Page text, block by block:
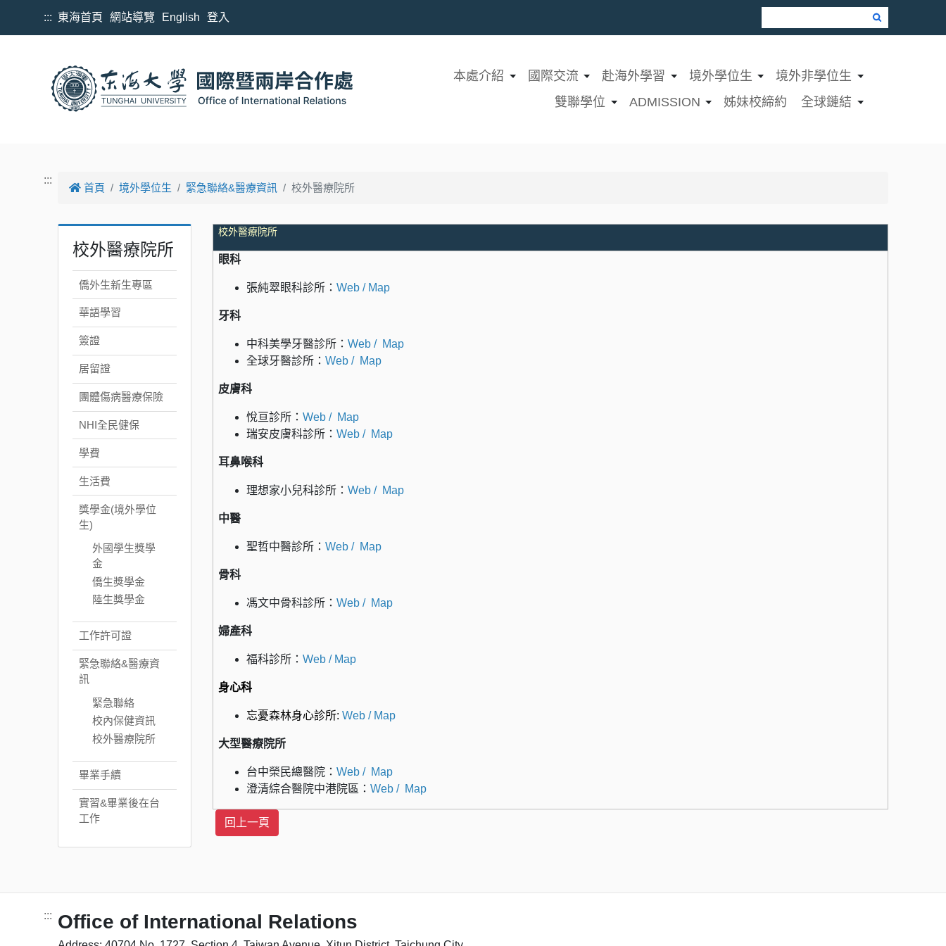
::: 東海首頁 網站導覽 English 登入
本處介紹 國際交流 赴海外學習 境外學位生
境外非學位生
雙聯學位
ADMISSION 姊妹校締約 全球鏈結
:::
首頁 境外學位生 緊急聯絡&醫療資訊 校外醫療院所
校外醫療院所
僑外生新生專區
華語學習
簽證
居留證
團體傷病醫療保險
NHI全民健保
學費
生活費
獎學金(境外學位
生)
外國學生獎學
金
僑生獎學金
陸生獎學金
工作許可證
緊急聯絡&醫療資
訊
緊急聯絡
校內保健資訊
校外醫療院所
畢業手續
實習&畢業後在台
工作
校外醫療院所
眼科
張純翠眼科診所：Web / Map
牙科
中科美學牙醫診所：Web / Map
全球牙醫診所：Web / Map
皮膚科
悅亘診所：Web / Map
瑞安皮膚科診所：Web / Map
耳鼻喉科
理想家小兒科診所：Web / Map
中醫
聖哲中醫診所：Web / Map
骨科
馮文中骨科診所：Web / Map
婦產科
福科診所：Web / Map
身心科
忘憂森林身心診所:Web / Map
大型醫療院所
台中榮民總醫院：Web / Map
澄清綜合醫院中港院區：Web / Map
::: Office of International Relations